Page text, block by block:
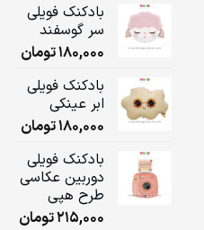
بادکنک فویلی
سر گوسفند
180,000تومان
بادکنک فویلی
ابر عینکی
180,000تومان
بادکنک فویلی
دوربین عکاسی
طرح هپی
215,000تومان